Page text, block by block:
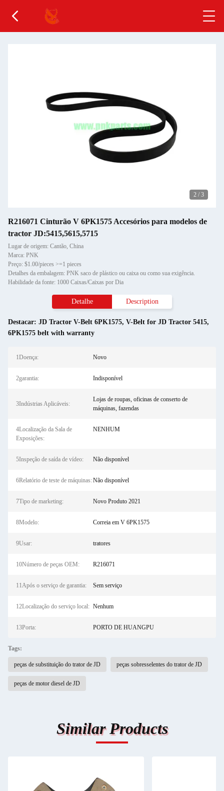
2 / 3
R216071 Cinturão V 6PK1575 Accesórios para modelos de
tractor JD:5415,5615,5715
Lugar de origem: Cantão, China
Marca: PNK
Preço: $1.00/pieces >=1 pieces
Detalhes da embalagem: PNK saco de plástico ou caixa ou como sua exigência.
Habilidade da fonte: 1000 Caixas/Caixas por Dia
Detalhe Description
Destacar: JD Tractor V-Belt 6PK1575, V-Belt for JD Tractor 5415,
6PK1575 belt with warranty
1Doença: Novo
2garantia: Indisponível
3Indústrias Aplicáveis:
Lojas de roupas, oficinas de conserto de
máquinas, fazendas
4Localização da Sala de
Exposições:
NENHUM
5Inspeção de saída de vídeo: Não disponível
6Relatório de teste de máquinas:Não disponível
7Tipo de marketing: Novo Produto 2021
8Modelo: Correia em V 6PK1575
9Usar: tratores
10Número de peças OEM: R216071
11Após o serviço de garantia: Sem serviço
12Localização do serviço local: Nenhum
13Porta: PORTO DE HUANGPU
Tags:
peças de substituição do trator de JD peças sobresselentes do trator de JD
peças de motor diesel de JD
Similar Products